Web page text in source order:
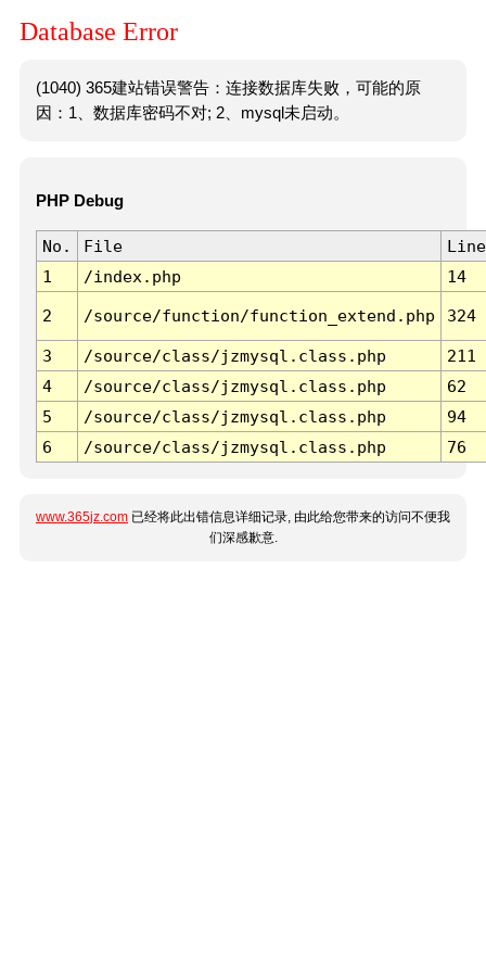
Database Error
(1040) 365建站错误警告：连接数据库失败，可能的原
因：1、数据库密码不对; 2、mysql未启动。
PHP Debug
No. File
Line
1
/index.php 14
2 /source/function/function_extend.php 324
3 /source/class/jzmysql.class.php
211
4
/source/class/jzmysql.class.php
62
5
/source/class/jzmysql.class.php
94
6
/source/class/jzmysql.class.php 76
www.365jz.com 已经将此出错信息详细记录, 由此给您带来的访问不便我
们深感歉意.